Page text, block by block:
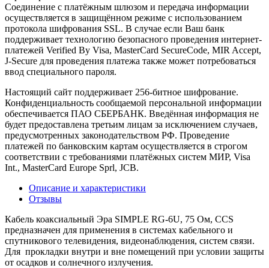
Соединение с платёжным шлюзом и передача информации
осуществляется в защищённом режиме с использованием
протокола шифрования SSL. В случае если Ваш банк
поддерживает технологию безопасного проведения интернет-
платежей Verified By Visa, MasterCard SecureCode, MIR Accept,
J-Secure для проведения платежа также может потребоваться
ввод специального пароля.
Настоящий сайт поддерживает 256-битное шифрование.
Конфиденциальность сообщаемой персональной информации
обеспечивается ПАО СБЕРБАНК. Введённая информация не
будет предоставлена третьим лицам за исключением случаев,
предусмотренных законодательством РФ. Проведение
платежей по банковским картам осуществляется в строгом
соответствии с требованиями платёжных систем МИР, Visa
Int., MasterCard Europe Sprl, JCB.
Описание и характеристики
Отзывы
Кабель коаксиальный Эра SIMPLE RG-6U, 75 Ом, CCS
предназначен для применения в системах кабельного и
спутникового телевидения, видеонаблюдения, систем связи.
Для прокладки внутри и вне помещений при условии защиты
от осадков и солнечного излучения.